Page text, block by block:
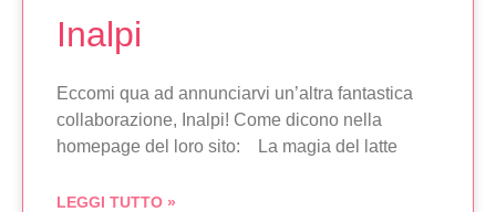
Inalpi
Eccomi qua ad annunciarvi un’altra fantastica
collaborazione, Inalpi! Come dicono nella
homepage del loro sito: La magia del latte
LEGGI TUTTO »